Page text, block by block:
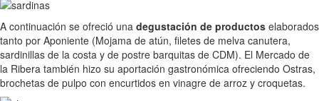
A continuación se ofreció una degustación de productos elaborados
tanto por Aponiente (Mojama de atún, filetes de melva canutera,
sardinillas de la costa y de postre barquitas de CDM). El Mercado de
la Ribera también hizo su aportación gastronómica ofreciendo Ostras,
brochetas de pulpo con encurtidos en vinagre de arroz y croquetas.